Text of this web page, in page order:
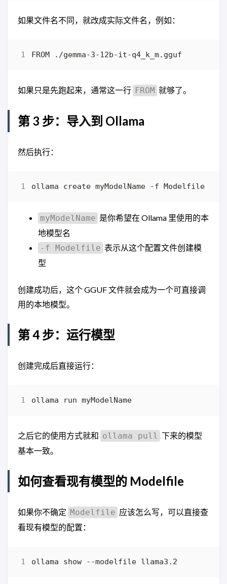
如果文件名不同，就改成实际文件名，例如：
如果只是先跑起来，通常这一行 FROM 就够了。
第 3 步：导入到 Ollama
然后执行：
myModelName 是你希望在 Ollama 里使用的本
地模型名
-f Modelfile 表示从这个配置文件创建模
型
创建成功后，这个 GGUF 文件就会成为一个可直接调
用的本地模型。
第 4 步：运行模型
创建完成后直接运行：
之后它的使用方式就和 ollama pull 下来的模型
基本一致。
如何查看现有模型的 Modelfile
如果你不确定 Modelfile 应该怎么写，可以直接查
看现有模型的配置：